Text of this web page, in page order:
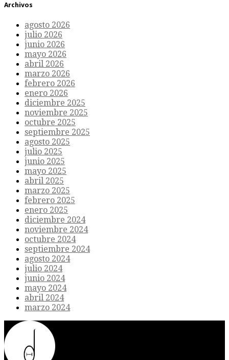
Archivos
agosto 2026
julio 2026
junio 2026
mayo 2026
abril 2026
marzo 2026
febrero 2026
enero 2026
diciembre 2025
noviembre 2025
octubre 2025
septiembre 2025
agosto 2025
julio 2025
junio 2025
mayo 2025
abril 2025
marzo 2025
febrero 2025
enero 2025
diciembre 2024
noviembre 2024
octubre 2024
septiembre 2024
agosto 2024
julio 2024
junio 2024
mayo 2024
abril 2024
marzo 2024